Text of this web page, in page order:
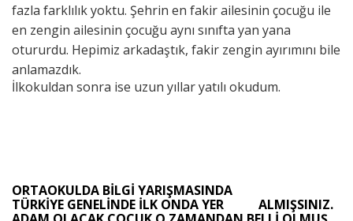
fazla farklılık yoktu. Şehrin en fakir ailesinin çocuğu ile
en zengin ailesinin çocuğu aynı sınıfta yan yana
otururdu. Hepimiz arkadaştık, fakir zengin ayırımını bile
anlamazdık.
İlkokuldan sonra ise uzun yıllar yatılı okudum.
ORTAOKULDA BİLGİ YARIŞMASINDA
TÜRKİYE GENELİNDE İLK ONDA YER ALMIŞSINIZ.